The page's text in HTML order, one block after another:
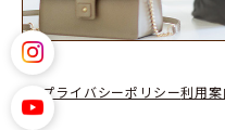
プライバシーポリシー利用